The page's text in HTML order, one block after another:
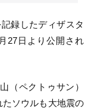
録したディザスタ
27日より公開され
（ペクトゥサン）
ソウルも大地震の